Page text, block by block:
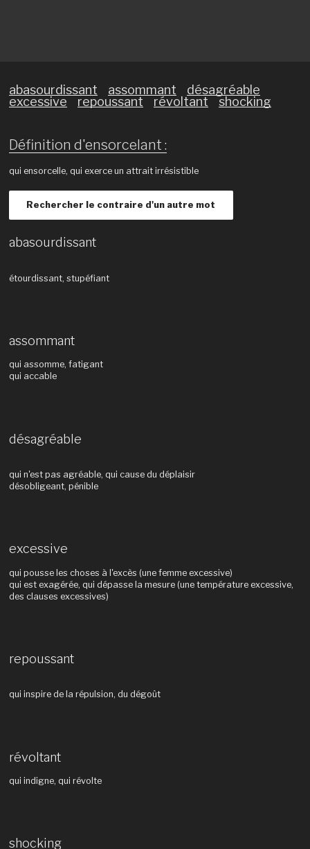
abasourdissant assommant
désagréable
excessive
repoussant révoltant shocking
Définition d'ensorcelant :
qui ensorcelle, qui exerce un attrait irrésistible
Rechercher le contraire d'un autre mot
abasourdissant
étourdissant, stupéfiant
assommant
qui assomme, fatigant
qui accable
désagréable
qui n'est pas agréable, qui cause du déplaisir
désobligeant, pénible
excessive
qui pousse les choses à l'excès (une femme excessive)
qui est exagérée, qui dépasse la mesure (une température excessive,
des clauses excessives)
repoussant
qui inspire de la répulsion, du dégoût
révoltant
qui indigne, qui révolte
shocking